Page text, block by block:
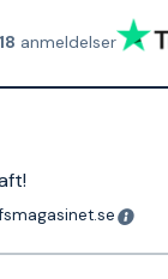
18 anmeldelser